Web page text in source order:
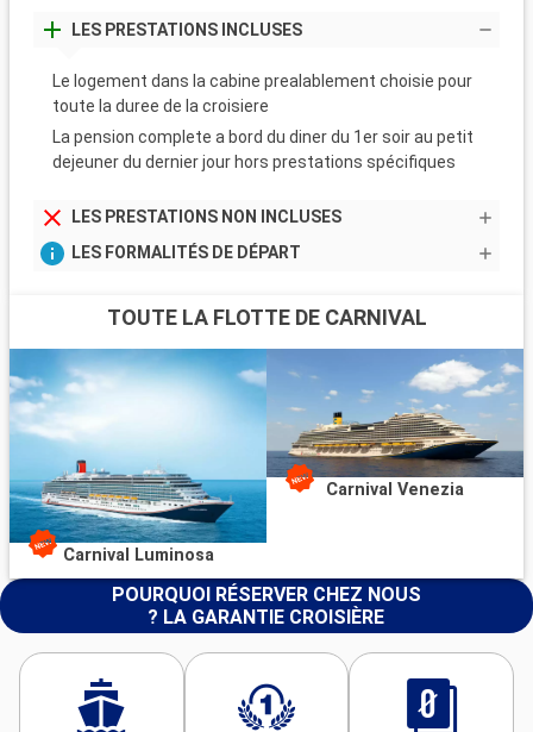
LES PRESTATIONS INCLUSES
Le logement dans la cabine prealablement choisie pour
toute la duree de la croisiere
La pension complete a bord du diner du 1er soir au petit
dejeuner du dernier jour hors prestations spécifiques
LES PRESTATIONS NON INCLUSES
LES FORMALITÉS DE DÉPART
TOUTE LA FLOTTE DE CARNIVAL
Carnival Luminosa
Carnival Venezia
POURQUOI RÉSERVER CHEZ NOUS
? LA GARANTIE CROISIÈRE